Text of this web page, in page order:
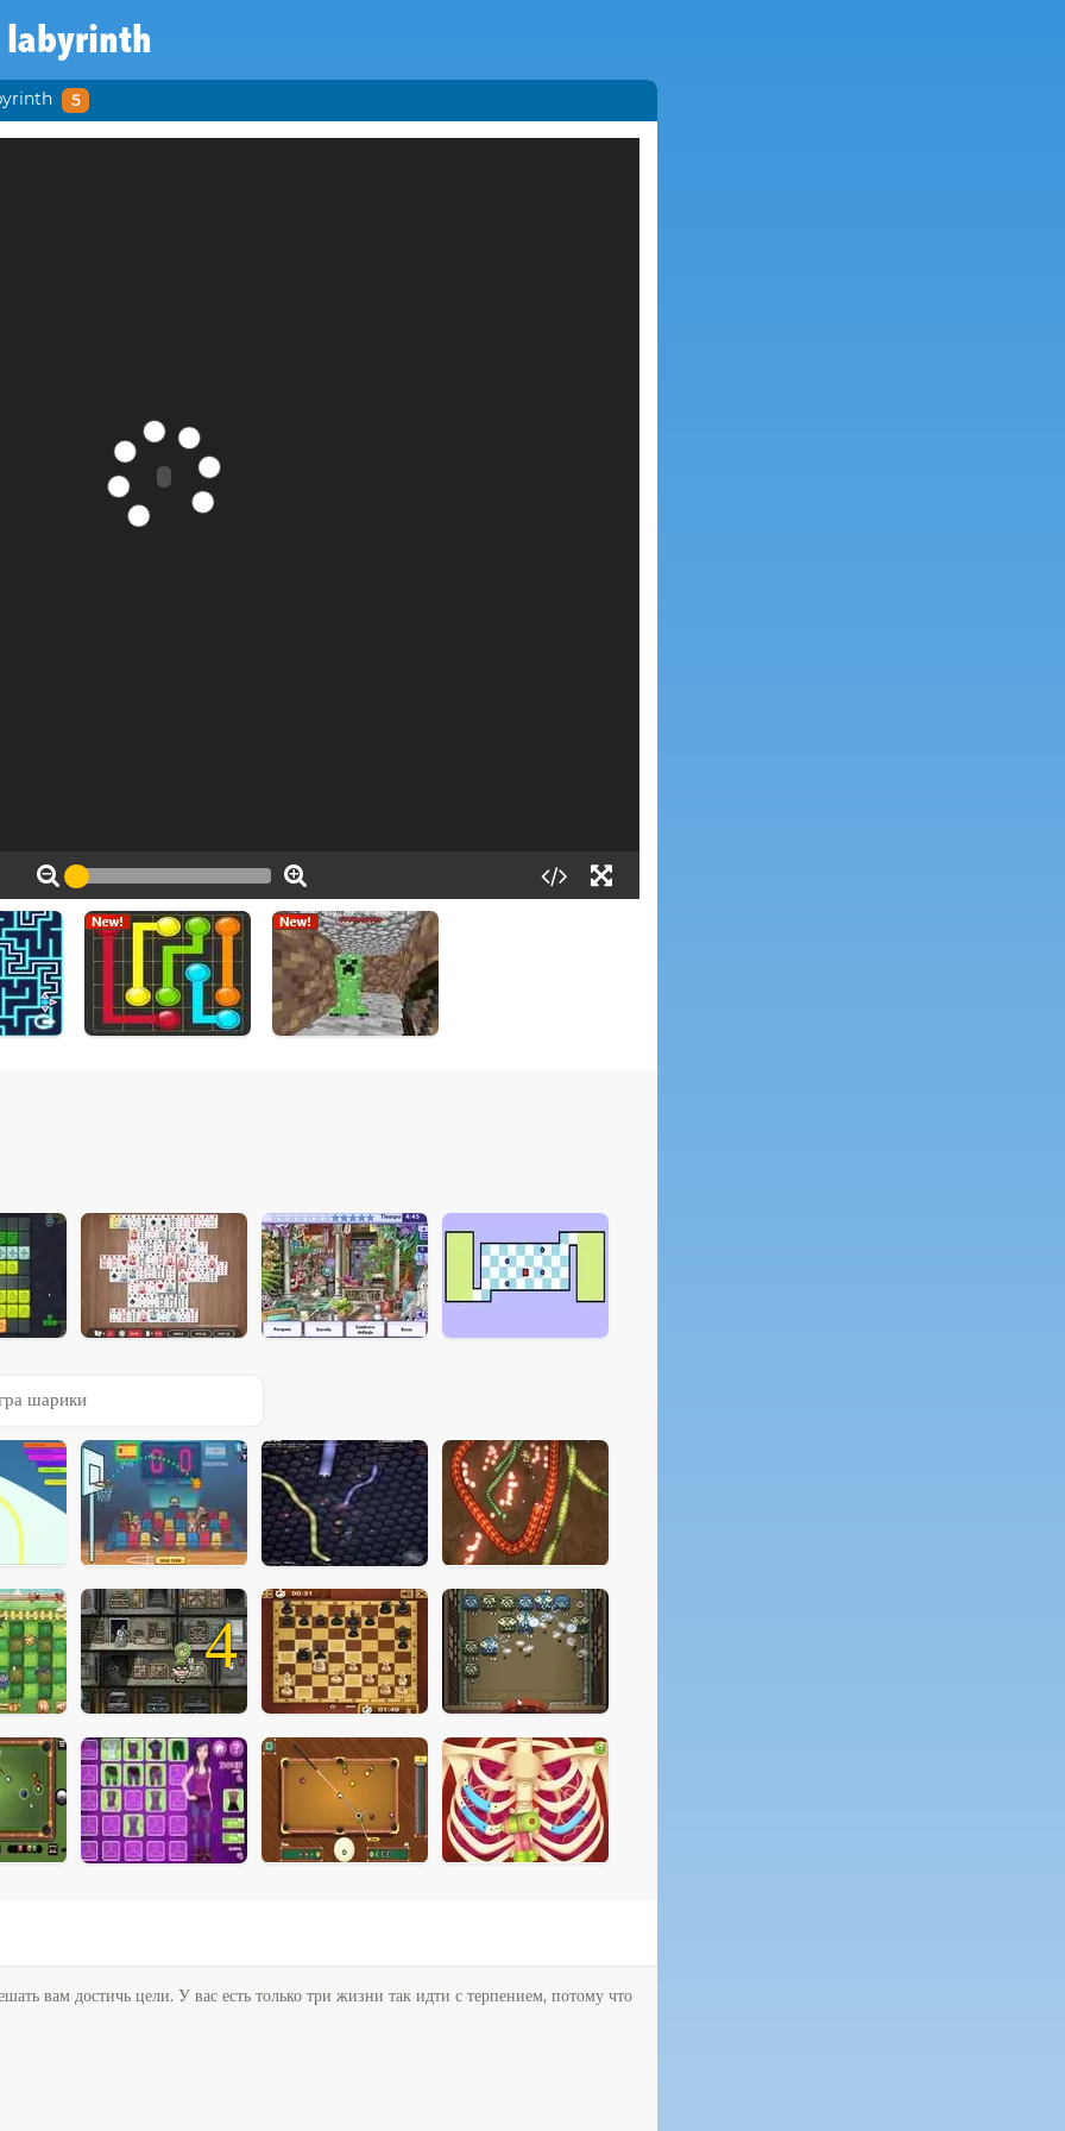
labyrinth
5
шарики
4
вам достичь цели. У вас есть только три жизни так идти с терпением, потому что